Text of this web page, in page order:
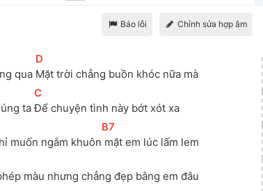
Báo lỗi Chỉnh sửa hợp âm
qua
[D
Mặt trời chẳng buồn khóc nữa mà
ta
[
C
Để chuyện tình này bớt xót xa
muốn ngắm khuôn
[B7
mặt em lúc lấm lem
màu nhưng chẳng đẹp bằng em đâu